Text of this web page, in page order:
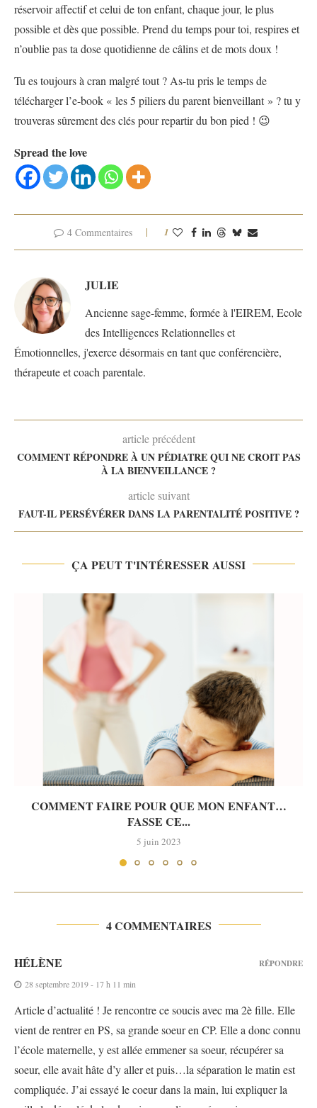
réservoir affectif et celui de ton enfant, chaque jour, le plus
possible et dès que possible. Prend du temps pour toi, respires et
n’oublie pas ta dose quotidienne de câlins et de mots doux !
Tu es toujours à cran malgré tout ? As-tu pris le temps de
télécharger l’e-book « les 5 piliers du parent bienveillant » ? tu y
trouveras sûrement des clés pour repartir du bon pied ! 😉
Spread the love
4 Commentaires 1
JULIE
Ancienne sage-femme, formée à l'EIREM, Ecole
des Intelligences Relationnelles et
Émotionnelles, j'exerce désormais en tant que conférencière,
thérapeute et coach parentale.
article précédent
COMMENT RÉPONDRE À UN PÉDIATRE QUI NE CROIT PAS
À LA BIENVEILLANCE ?
article suivant
FAUT-IL PERSÉVÉRER DANS LA PARENTALITÉ POSITIVE ?
ÇA PEUT T'INTÉRESSER AUSSI
COMMENT FAIRE POUR QUE MON ENFANT…
FASSE CE...
5 juin 2023
4 COMMENTAIRES
HÉLÈNE
28 septembre 2019 - 17 h 11 min
Article d’actualité ! Je rencontre ce soucis avec ma 2è fille. Elle
vient de rentrer en PS, sa grande soeur en CP. Elle a donc connu
l’école maternelle, y est allée emmener sa soeur, récupérer sa
soeur, elle avait hâte d’y aller et puis…la séparation le matin est
compliquée. J’ai essayé le coeur dans la main, lui expliquer la
RÉPONDRE